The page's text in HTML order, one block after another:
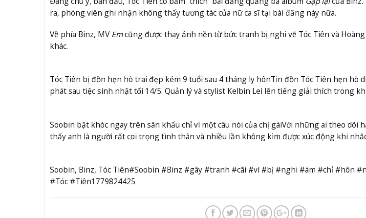
ra, phóng viên ghi nhận không thấy tương tác của nữ ca sĩ tại bài đăng này nữa.
Về phía Binz, MV Emcũng được thay ảnh nền từ bức tranh bị nghi vẽ Tóc Tiên và
khác.
Tóc Tiên bị đồn hẹn hò trai đẹp kém 9 tuổi sau 4 tháng ly hônTin đồn Tóc Tiên hẹn hò
phát sau tiệc sinh nhật tối 14/5. Quản lý và stylist Kelbin Lei lên tiếng giải thích trong
Soobin bật khóc ngay trên sân khấu chỉ vì một câu nói của chị gáiVới những ai theo dõi
thấy anh là người rất coi trọng tình thân và nhiều lần không kìm được xúc động khi
Soobin, Binz, Tóc Tiên#Soobin #Binz #gây #tranh #cãi #vì #bị #nghi #ám #chỉ #hôn
#Tóc #Tiên1779824425